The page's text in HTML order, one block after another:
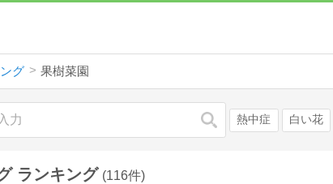
グ 果樹菜園
検索 熱中症 白い花
ランキング (116件)